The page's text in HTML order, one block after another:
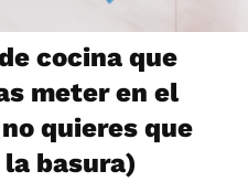
cocina que
meter en el
quieres que
basura)